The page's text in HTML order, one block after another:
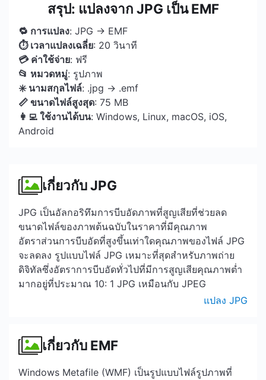
สรุป: แปลงจาก JPG เป็น EMF
🔁 การแปลง: JPG → EMF
⏱ เวลาแปลงเฉลี่ย: 20 วินาที
💳 ค่าใช้จ่าย: ฟรี
📂 หมวดหมู่: รูปภาพ
✳️ นามสกุลไฟล์: .jpg → .emf
📏 ขนาดไฟล์สูงสุด: 75 MB
👩‍💻 ใช้งานได้บน: Windows, Linux, macOS, iOS,
Android
เกี่ยวกับ JPG
JPG เป็นอัลกอริทึมการบีบอัดภาพที่สูญเสียที่ช่วยลด
ขนาดไฟล์ของภาพต้นฉบับในราคาที่มีคุณภาพ
อัตราส่วนการบีบอัดที่สูงขึ้นเท่าใดคุณภาพของไฟล์ JPG
จะลดลง รูปแบบไฟล์ JPG เหมาะที่สุดสำหรับภาพถ่าย
ดิจิทัลซึ่งอัตราการบีบอัดทั่วไปที่มีการสูญเสียคุณภาพต่ำ
มากอยู่ที่ประมาณ 10: 1 JPG เหมือนกับ JPEG
แปลง JPG
เกี่ยวกับ EMF
Windows Metafile (WMF) เป็นรูปแบบไฟล์รูปภาพที่